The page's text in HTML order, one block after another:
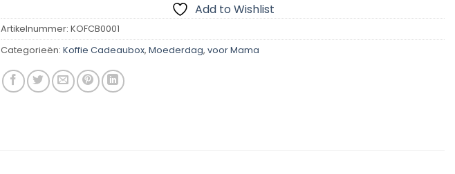
Add to Wishlist
Artikelnummer: KOFCB0001
Categorieën: Koffie Cadeaubox, Moederdag, voor Mama